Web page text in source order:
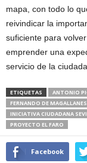
mapa, con todo lo
reivindicar la
suficiente para
emprender una
servicio de la
ETIQUETAS ANTONIO
FERNANDO DE MAGALLANES
INICIATIVA CIUDADANA
PROYECTO EL FARO
Facebook